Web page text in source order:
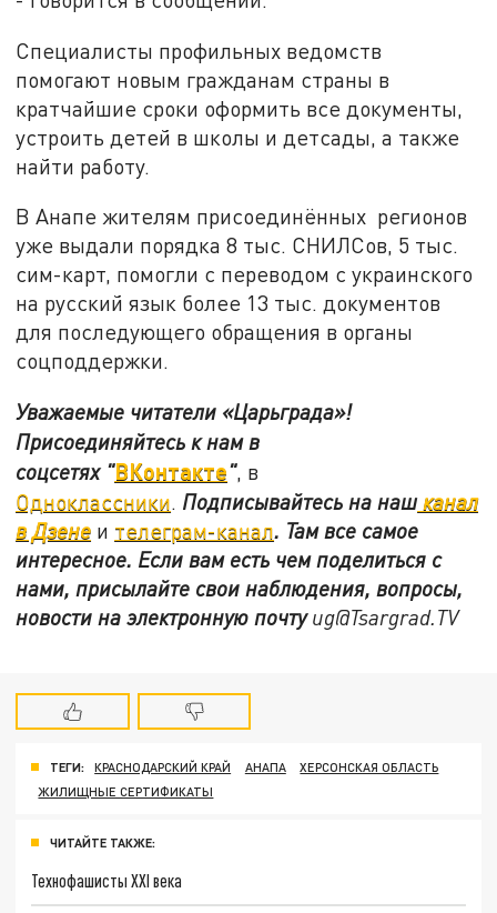
Специалисты профильных ведомств
помогают новым гражданам страны в
кратчайшие сроки оформить все документы,
устроить детей в школы и детсады, а также
найти работу.
В Анапе жителям присоединённых регионов
уже выдали порядка 8 тыс. СНИЛСов, 5 тыс.
сим-карт, помогли с переводом с украинского
на русский язык более 13 тыс. документов
для последующего обращения в органы
соцподдержки.
Уважаемые читатели «Царьграда»!
Присоединяйтесь к нам в
соцсетях "ВКонтакте", в
Одноклассники. Подписывайтесь на нашканал
в Дзене и телеграм-канал. Там все самое
интересное. Если вам есть чем поделиться с
нами, присылайте свои наблюдения, вопросы,
новости на электронную почтуug@Tsargrad.TV
ТЕГИ: КРАСНОДАРСКИЙ КРАЙ АНАПА
ХЕРСОНСКАЯ ОБЛАСТЬ
ЖИЛИЩНЫЕ СЕРТИФИКАТЫ
ЧИТАЙТЕ ТАКЖЕ:
Технофашисты XXI века